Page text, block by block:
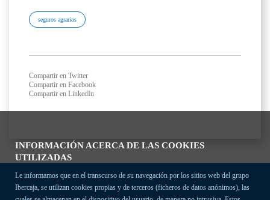
INFORMACIÓN ACERCA DE LAS COOKIES
UTILIZADAS
Le informamos que en el transcurso de su navegación por los sitios web del grupo
Ibercaja, se utilizan cookies propias y de terceros (ficheros de datos anónimos), las
seguros agrarios
Compartir en Twitter
Compartir en Facebook
Compartir en LinkedIn